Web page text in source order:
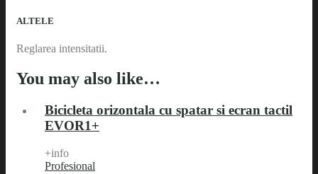
ALTELE
Reglarea intensitatii.
You may also like…
Bicicleta orizontala cu spatar si ecran tactil
EVOR1+
+info
Profesional